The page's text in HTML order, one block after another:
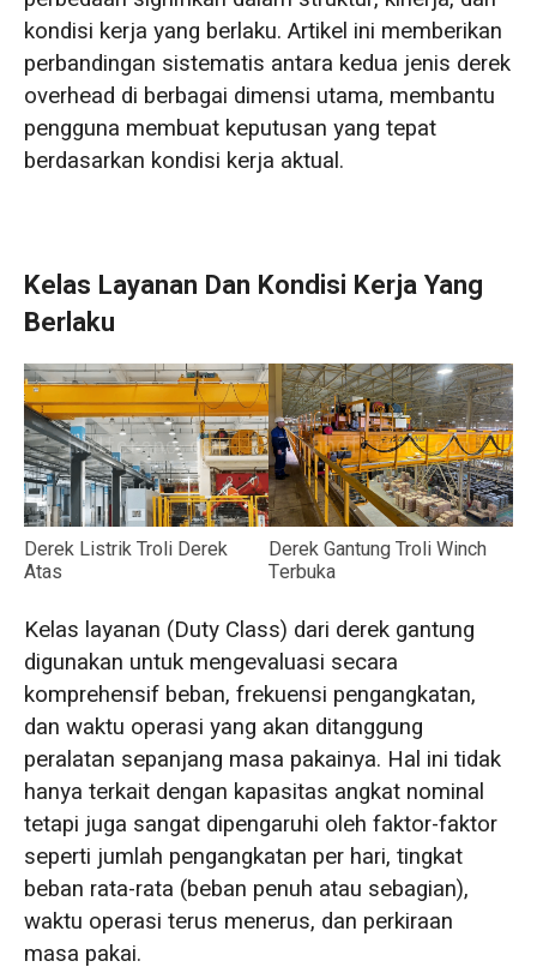
kondisi kerja yang berlaku. Artikel ini memberikan
perbandingan sistematis antara kedua jenis derek
overhead di berbagai dimensi utama, membantu
pengguna membuat keputusan yang tepat
berdasarkan kondisi kerja aktual.
Kelas Layanan Dan Kondisi Kerja Yang
Berlaku
Derek Listrik Troli Derek
Atas
Derek Gantung Troli Winch
Terbuka
Kelas layanan (Duty Class) dari derek gantung
digunakan untuk mengevaluasi secara
komprehensif beban, frekuensi pengangkatan,
dan waktu operasi yang akan ditanggung
peralatan sepanjang masa pakainya. Hal ini tidak
hanya terkait dengan kapasitas angkat nominal
tetapi juga sangat dipengaruhi oleh faktor-faktor
seperti jumlah pengangkatan per hari, tingkat
beban rata-rata (beban penuh atau sebagian),
waktu operasi terus menerus, dan perkiraan
masa pakai.